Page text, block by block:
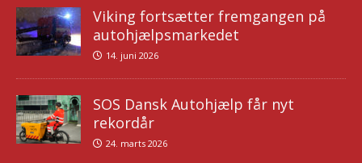
Viking fortsætter fremgangen på
autohjælpsmarkedet
14. juni 2026
SOS Dansk Autohjælp får nyt
rekordår
24. marts 2026